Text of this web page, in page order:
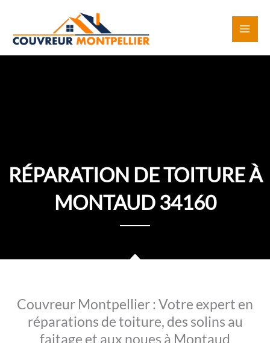
contenu
RÉPARATION DE TOITURE À
MONTAUD 34160
Couvreur Montpellier : Votre expert en
réparations de toiture, des solins au
faitage et aux noues à Montaud